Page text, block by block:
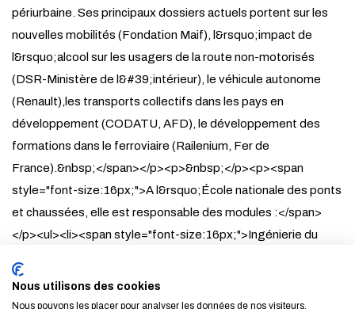
périurbaine. Ses principaux dossiers actuels portent sur les
nouvelles mobilités (Fondation Maif), l&rsquo;impact de
l&rsquo;alcool sur les usagers de la route non-motorisés
(DSR-Ministère de l&#39;intérieur), le véhicule autonome
(Renault),les transports collectifs dans les pays en
développement (CODATU, AFD), le développement des
formations dans le ferroviaire (Railenium, Fer de
France).&nbsp;</span></p><p>&nbsp;</p><p><span
style="font-size:16px;">A l&rsquo;École nationale des ponts
et chaussées, elle est responsable des modules :</span>
</p><ul><li><span style="font-size:16px;">Ingénierie du
Transport et Développement Durable, Master Transport
Mobilité) </span></li><li><span style="font-
Nous utilisons des cookies
Nous pouvons les placer pour analyser les données de nos visiteurs,